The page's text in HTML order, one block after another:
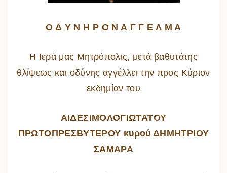
Ο Δ Υ Ν Η Ρ Ο Ν Α Γ Γ Ε Λ Μ Α
Η Ιερά μας Μητρόπολις, μετά βαθυτάτης
θλίψεως και οδύνης αγγέλλει την προς Κύριον
εκδημίαν του
ΑΙΔΕΣΙΜΟΛΟΓΙΩΤΑΤΟΥ
ΠΡΩΤΟΠΡΕΣΒΥΤΕΡΟΥ κυρού ΔΗΜΗΤΡΙΟΥ
ΣΑΜΑΡΑ